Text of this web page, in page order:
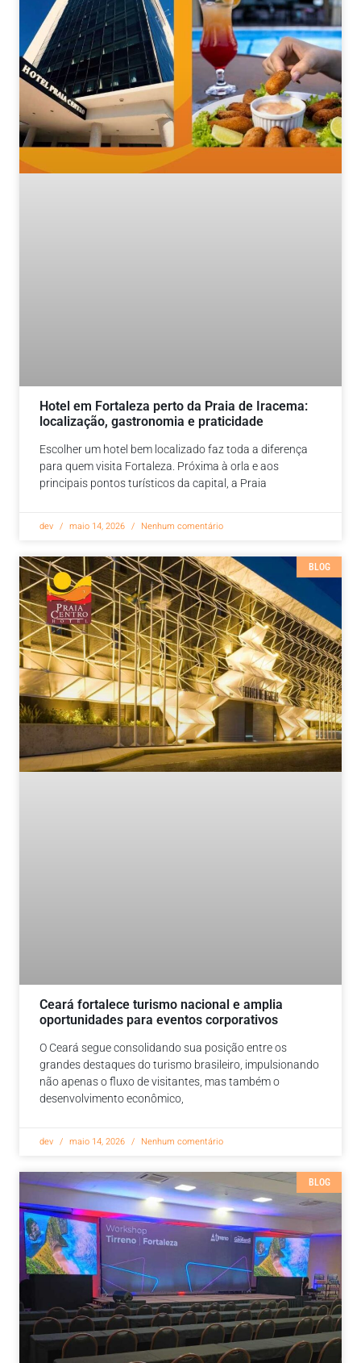
Hotel em Fortaleza perto da Praia de Iracema:
localização, gastronomia e praticidade
Escolher um hotel bem localizado faz toda a diferença
para quem visita Fortaleza. Próxima à orla e aos
principais pontos turísticos da capital, a Praia
dev maio 14, 2026 Nenhum comentário
BLOG
Ceará fortalece turismo nacional e amplia
oportunidades para eventos corporativos
O Ceará segue consolidando sua posição entre os
grandes destaques do turismo brasileiro, impulsionando
não apenas o fluxo de visitantes, mas também o
desenvolvimento econômico,
dev maio 14, 2026 Nenhum comentário
BLOG